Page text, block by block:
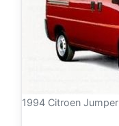
1994 Citroen Jumper